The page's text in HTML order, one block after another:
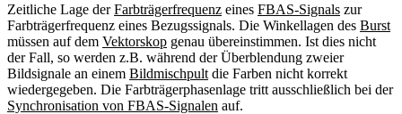
Zeitliche Lage derFarbträgerfrequenz eines FBAS-Signals zur
Farbträgerfrequenz eines Bezugssignals. Die Winkellagen des Burst
müssen auf dem Vektorskop genau übereinstimmen. Ist dies nicht
der Fall, so werden z.B. während der Überblendung zweier
Bildsignale an einem Bildmischpult die Farben nicht korrekt
wiedergegeben. Die Farbträgerphasenlage tritt ausschließlich bei der
Synchronisation von FBAS-Signalen auf.